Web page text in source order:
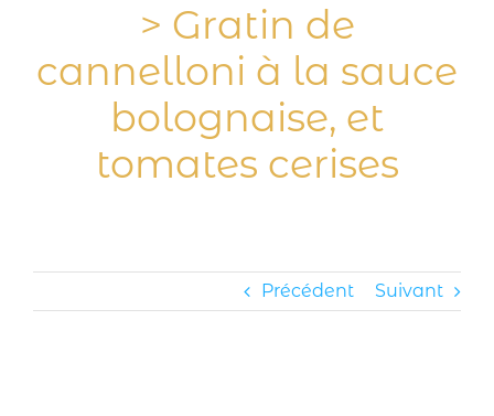
> Gratin de
cannelloni à la sauce
bolognaise, et
tomates cerises
Précédent Suivant